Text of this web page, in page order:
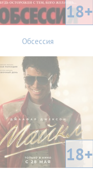
18+
Обсессия
18+